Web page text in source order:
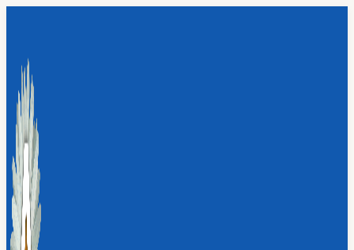
содержимому